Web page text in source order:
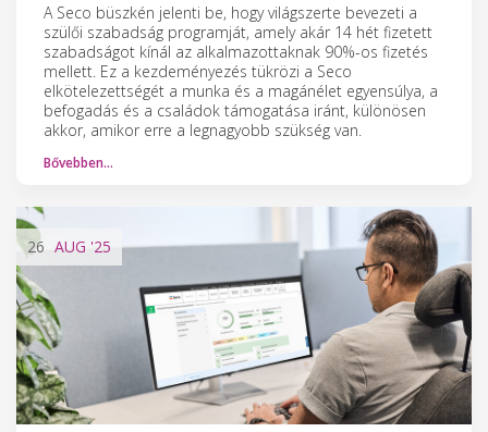
A Seco büszkén jelenti be, hogy világszerte bevezeti a
szülői szabadság programját, amely akár 14 hét fizetett
szabadságot kínál az alkalmazottaknak 90%-os fizetés
mellett. Ez a kezdeményezés tükrözi a Seco
elkötelezettségét a munka és a magánélet egyensúlya, a
befogadás és a családok támogatása iránt, különösen
akkor, amikor erre a legnagyobb szükség van.
Bővebben…
26 AUG '25